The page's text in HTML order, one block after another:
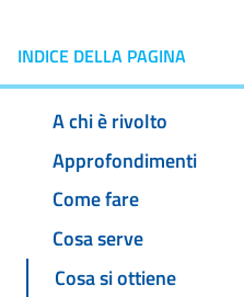
INDICE DELLA PAGINA
A chi è rivolto
Approfondimenti
Come fare
Cosa serve
Cosa si ottiene